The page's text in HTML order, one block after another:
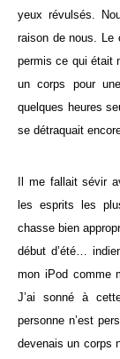
yeux révulsés.
raison de nous. Le
permis ce qui était
un corps pour
quelques heures
se détraquait
Il me fallait sévir
les esprits les
chasse bien
début d’été…
mon iPod comme
J’ai sonné à
personne n’est
devenais un corps